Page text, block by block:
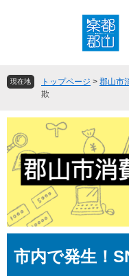
頭
飛
文
現在地 トップページ > 郡山市
欺
文市内で発生！